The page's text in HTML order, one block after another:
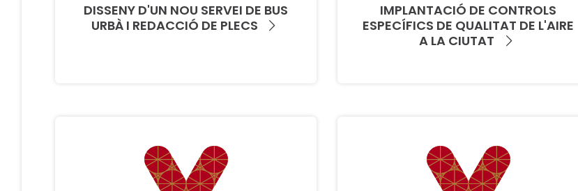
DISSENY D'UN NOU SERVEI DE BUS
URBÀ I REDACCIÓ DE PLECS
IMPLANTACIÓ DE CONTROLS
ESPECÍFICS DE QUALITAT DE L'AIRE
A LA CIUTAT